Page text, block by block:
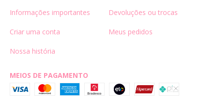
Informações importantes Devoluções ou trocas
Criar uma conta Meus pedidos
Nossa história
MEIOS DE PAGAMENTO